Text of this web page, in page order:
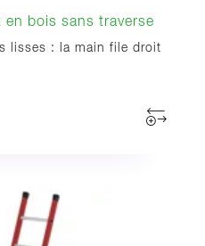
en bois sans traverse
lisses : la main file droit